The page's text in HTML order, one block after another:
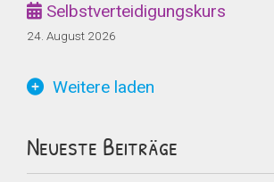
Selbstverteidigungskurs
24. August 2026
Weitere laden
Neueste Beiträge